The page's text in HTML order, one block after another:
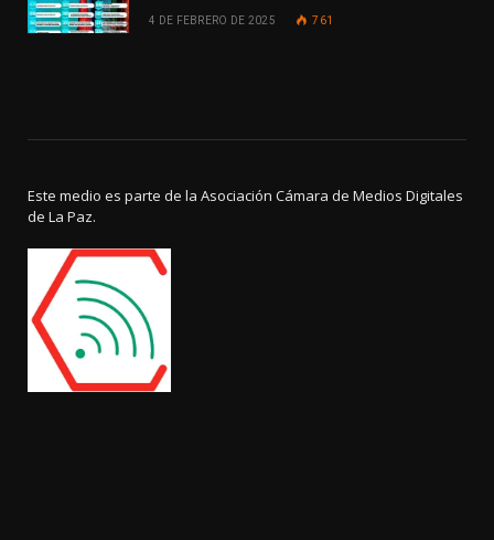
4 DE FEBRERO DE 2025 761
Este medio es parte de la Asociación Cámara de Medios Digitales
de La Paz.